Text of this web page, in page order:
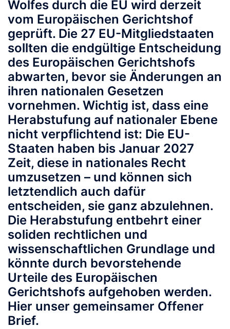
Wolfes durch die EU wird derzeit
vom Europäischen Gerichtshof
geprüft. Die 27 EU-Mitgliedstaaten
sollten die endgültige Entscheidung
des Europäischen Gerichtshofs
abwarten, bevor sie Änderungen an
ihren nationalen Gesetzen
vornehmen. Wichtig ist, dass eine
Herabstufung auf nationaler Ebene
nicht verpflichtend ist: Die EU-
Staaten haben bis Januar 2027
Zeit, diese in nationales Recht
umzusetzen – und können sich
letztendlich auch dafür
entscheiden, sie ganz abzulehnen.
Die Herabstufung entbehrt einer
soliden rechtlichen und
wissenschaftlichen Grundlage und
könnte durch bevorstehende
Urteile des Europäischen
Gerichtshofs aufgehoben werden.
Hier unser gemeinsamer Offener
Brief.